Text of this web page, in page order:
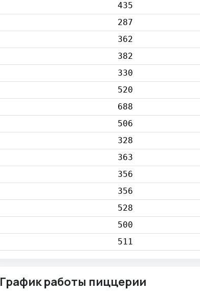
435
287
362
382
330
520
688
506
328
363
356
356
528
500
511
График работы пиццерии